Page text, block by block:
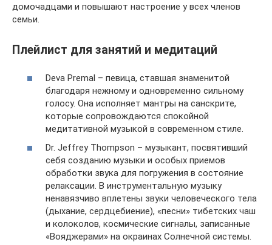
домочадцами и повышают настроение у всех членов
семьи.
Плейлист для занятий и медитаций
Deva Premal – певица, ставшая знаменитой
благодаря нежному и одновременно сильному
голосу. Она исполняет мантры на санскрите,
которые сопровождаются спокойной
медитативной музыкой в современном стиле.
Dr. Jeffrey Thompson – музыкант, посвятивший
себя созданию музыки и особых приемов
обработки звука для погружения в состояние
релаксации. В инструментальную музыку
ненавязчиво вплетены звуки человеческого тела
(дыхание, сердцебиение), «песни» тибетских чаш
и колоколов, космические сигналы, записанные
«Вояджерами» на окраинах Солнечной системы.